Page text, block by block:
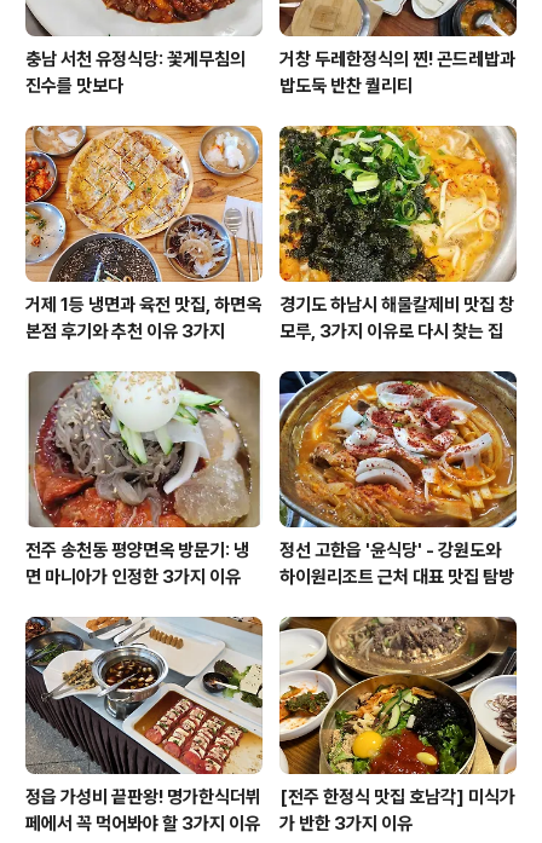
충남 서천 유정식당: 꽃게무침의
진수를 맛보다
거창 두레한정식의 찐! 곤드레밥과
밥도둑 반찬 퀄리티
거제 1등 냉면과 육전 맛집, 하면옥
본점 후기와 추천 이유 3가지
경기도 하남시 해물칼제비 맛집 창
모루, 3가지 이유로 다시 찾는 집
전주 송천동 평양면옥 방문기: 냉
면 마니아가 인정한 3가지 이유
정선 고한읍 '윤식당' - 강원도와
하이원리조트 근처 대표 맛집 탐방
정읍 가성비 끝판왕! 명가한식더뷔
페에서 꼭 먹어봐야 할 3가지 이유
[전주 한정식 맛집 호남각] 미식가
가 반한 3가지 이유